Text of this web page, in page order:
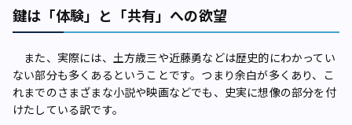
鍵は「体験」と「共有」への欲望
また、実際には、土方歳三や近藤勇などは歴史的にわかってい
ない部分も多くあるということです。つまり余白が多くあり、こ
れまでのさまざまな小説や映画などでも、史実に想像の部分を付
けたしている訳です。